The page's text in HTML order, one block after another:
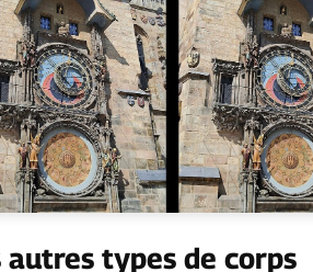
autres types de corps